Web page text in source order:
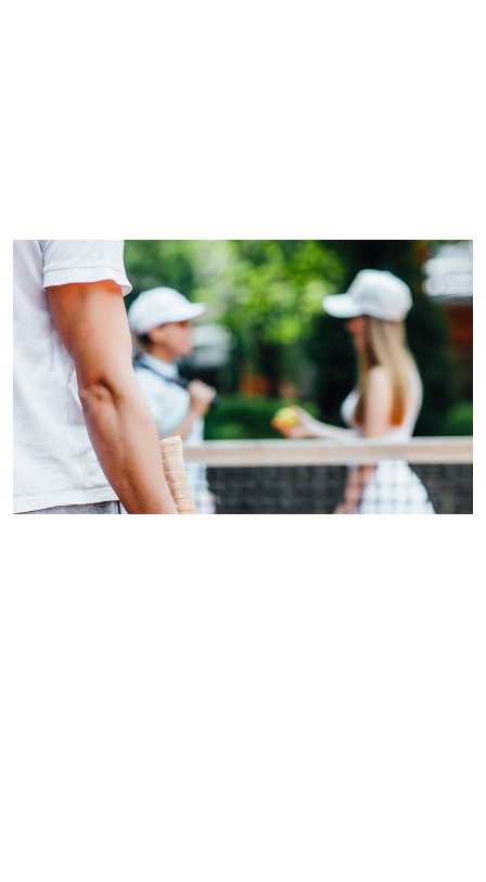
Imagem de capa